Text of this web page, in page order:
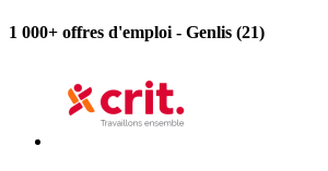
1 000+ offres d'emploi - Genlis (21)